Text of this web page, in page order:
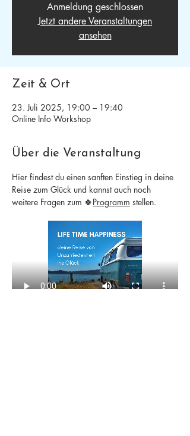
Anmeldung geschlossen
Jetzt andere Veranstaltungen
ansehen
Zeit & Ort
23. Juli 2025, 19:00 – 19:40
Online Info Workshop
Über die Veranstaltung
Hier findest du einen sanften Einstieg in deine
Reise zum Glück und kannst auch noch
weitere Fragen zum 🍀Programm stellen.